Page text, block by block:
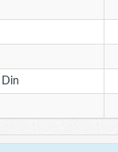
Din